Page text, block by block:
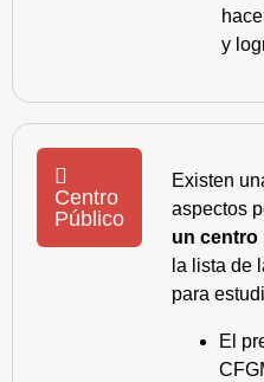
y
Centro
Público
Existen
aspectos
un centro
la lista de
para
El